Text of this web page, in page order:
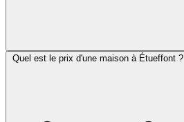
Quel est le prix d'une maison à Étueffont ?